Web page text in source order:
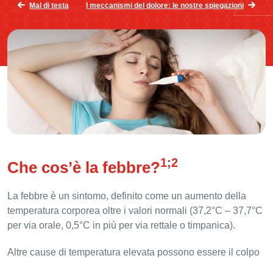
Mal di testa I meccanismi del dolore: le nostre spiegazioni
Che cos’è la febbre?1;2
La febbre è un sintomo, definito come un aumento della
temperatura corporea oltre i valori normali (37,2°C – 37,7°C
per via orale, 0,5°C in più per via rettale o timpanica).
Altre cause di temperatura elevata possono essere il colpo